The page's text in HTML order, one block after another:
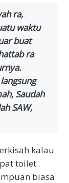
ra,
waktu
buat
ra
Saudah
SAW,
kalau
toilet
biasa